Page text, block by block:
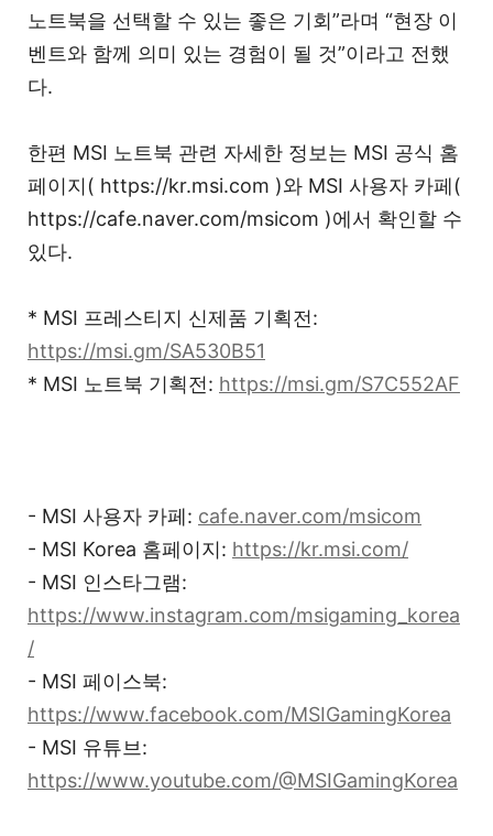
노트북을 선택할 수 있는 좋은 기회”라며 “현장 이
벤트와 함께 의미 있는 경험이 될 것”이라고 전했
다.
한편 MSI 노트북 관련 자세한 정보는 MSI 공식 홈
페이지( https://kr.msi.com )와 MSI 사용자 카페(
https://cafe.naver.com/msicom )에서 확인할 수
있다.
* MSI 프레스티지 신제품 기획전:
https://msi.gm/SA530B51
* MSI 노트북 기획전: https://msi.gm/S7C552AF
- MSI 사용자 카페: cafe.naver.com/msicom
- MSI Korea 홈페이지: https://kr.msi.com/
- MSI 인스타그램:
https://www.instagram.com/msigaming_korea
/
- MSI 페이스북:
https://www.facebook.com/MSIGamingKorea
- MSI 유튜브:
https://www.youtube.com/@MSIGamingKorea